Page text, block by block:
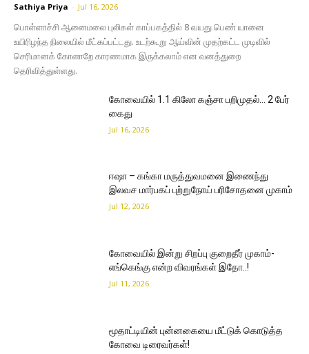
Sathiya Priya - Jul 16, 2026
பொள்ளாச்சி ஆனைமலை புலிகள் காப்பகத்தில் 8 வயது பெண் யானை
உயிரிழந்த நிலையில் மீட்கப்பட்டது. உடற்கூறு ஆய்வின் முதற்கட்ட முடிவில்
செரிமானக் கோளாறே காரணமாக இருக்கலாம் என வனத்துறை
தெரிவித்துள்ளது.
கோவையில் 1.1 கிலோ கஞ்சா பறிமுதல்… 2 பேர்
கைது
Jul 16, 2026
ஈஷா – கங்கா மருத்துவமனை இணைந்து
இலவச மார்பகப் புற்றுநோய் பரிசோதனை முகாம்
Jul 12, 2026
கோவையில் இன்று சிறப்பு குறைதீர் முகாம்-
எங்கெங்கு என்ற விவரங்கள் இதோ..!
Jul 11, 2026
மூதாட்டியின் புன்னகையை மீட்டுக் கொடுத்த
கோவை டிரைவர்கள்!